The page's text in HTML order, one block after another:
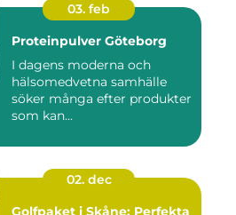
03. feb
Proteinpulver Göteborg
I dagens moderna och
hälsomedvetna samhälle
söker många efter produkter
som kan...
02. dec
Golfpaket i Skåne: Perfekta